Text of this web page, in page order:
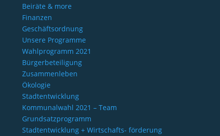
Beiräte & more
Finanzen
Geschäftsordnung
Unsere Programme
Wahlprogramm 2021
Bürgerbeteiligung
Zusammenleben
Ökologie
Stadtentwicklung
Kommunalwahl 2021 – Team
Grundsatzprogramm
Stadtentwicklung + Wirtschafts- förderung